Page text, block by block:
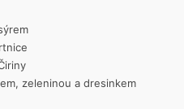
zeleninou a dresinkem